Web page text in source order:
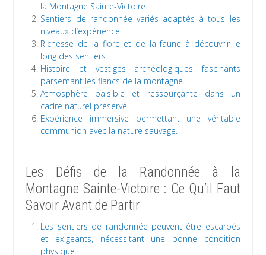
la Montagne Sainte-Victoire.
Sentiers de randonnée variés adaptés à tous les
niveaux d’expérience.
Richesse de la flore et de la faune à découvrir le
long des sentiers.
Histoire et vestiges archéologiques fascinants
parsemant les flancs de la montagne.
Atmosphère paisible et ressourçante dans un
cadre naturel préservé.
Expérience immersive permettant une véritable
communion avec la nature sauvage.
Les Défis de la Randonnée à la
Montagne Sainte-Victoire : Ce Qu’il Faut
Savoir Avant de Partir
Les sentiers de randonnée peuvent être escarpés
et exigeants, nécessitant une bonne condition
physique.